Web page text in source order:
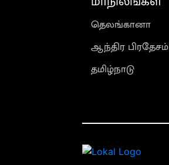
தெலங்கானா
ஆந்திர பிரதேசம்
தமிழ்நாடு